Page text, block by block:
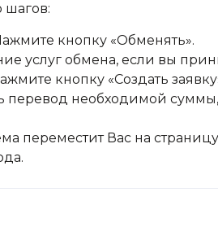
шагов:
кнопку «Обменять».
услуг обмена, если вы
кнопку «Создать
перевод необходимой
переместит Вас на